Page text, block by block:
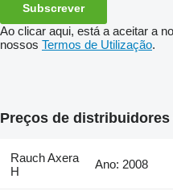
Subscrever
Ao clicar aqui, está a aceitar a
nossos Termos de Utilização.
Preços de
Rauch Axera
H
Ano: 2008